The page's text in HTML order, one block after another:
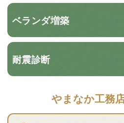
ベランダ増築
耐震診断
やまなか工務